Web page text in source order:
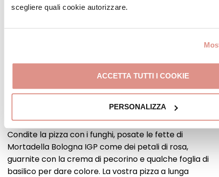
scegliere quali cookie autorizzare.
ACCETTA TUTTI I COOKIE
PERSONALIZZA
quando vedrete il formaggio fuso e dorato,
sfornatela. Dovrebbe impiegare all’incirca cinque
minuti.
STEP 10
Condite la pizza con i funghi, posate le fette di
Mortadella Bologna IGP come dei petali di rosa,
guarnite con la crema di pecorino e qualche foglia di
basilico per dare colore. La vostra pizza a lunga